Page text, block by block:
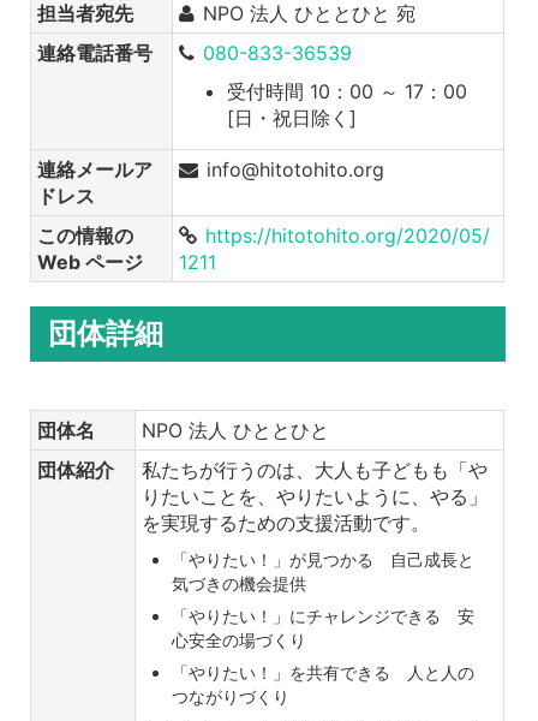
担当者宛先
NPO 法人 ひととひと 宛
連絡電話番号
080-833-36539
受付時間 10：00 ～ 17：00
[日・祝日除く]
連絡メールア
ドレス
info@hitotohito.org
この情報の
Web ページ
https://hitotohito.org/2020/05/
1211
団体詳細
団体名
NPO 法人 ひととひと
団体紹介
私たちが行うのは、大人も子どもも「や
りたいことを、やりたいように、やる」
を実現するための支援活動です。
「やりたい！」が見つかる 自己成長と
気づきの機会提供
「やりたい！」にチャレンジできる 安
心安全の場づくり
「やりたい！」を共有できる 人と人の
つながりづくり